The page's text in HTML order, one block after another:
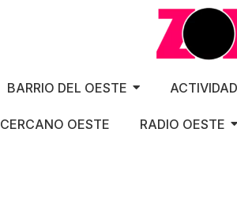
BARRIO DEL OESTE
CERCANO OESTE RADIO OESTE